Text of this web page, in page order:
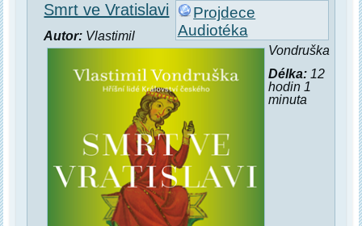
Projdece
Audiotéka
Smrt ve Vratislavi
Autor: Vlastimil
Vondruška
Délka:12
hodin 1
minuta